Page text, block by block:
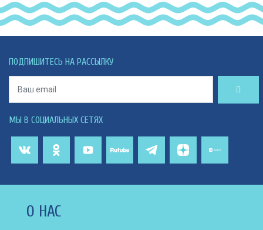
ПОДПИШИТЕСЬ НА РАССЫЛКУ
МЫ В СОЦИАЛЬНЫХ СЕТЯХ
О НАС